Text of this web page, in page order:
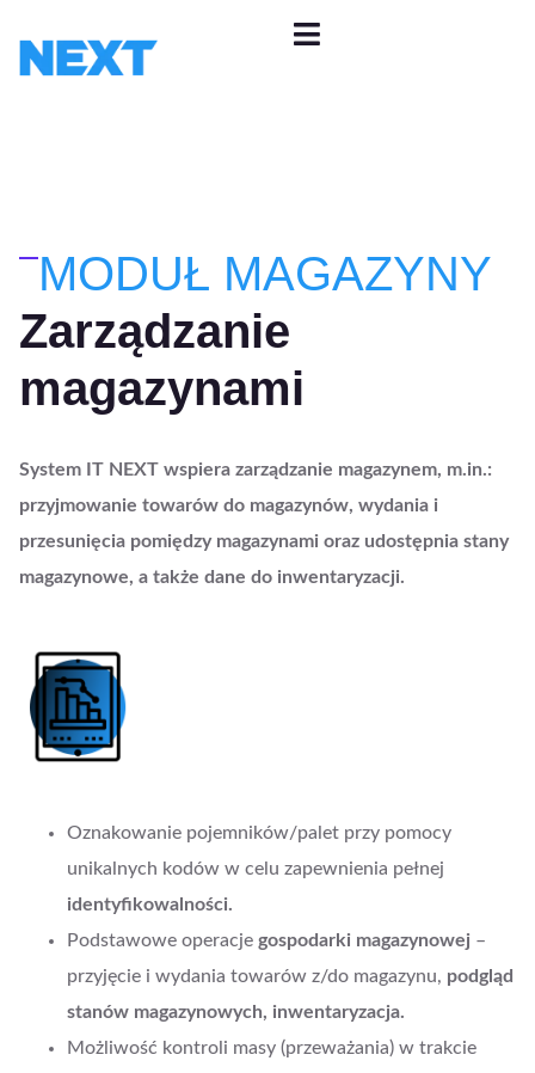
MODUŁ MAGAZYNY
Zarządzanie
magazynami
System IT NEXT wspiera zarządzanie magazynem, m.in.:
przyjmowanie towarów do magazynów, wydania i
przesunięcia pomiędzy magazynami oraz udostępnia stany
magazynowe, a także dane do inwentaryzacji.
Oznakowanie pojemników/palet przy pomocy
unikalnych kodów w celu zapewnienia pełnej
identyfikowalności.
Podstawowe operacje gospodarki magazynowej –
przyjęcie i wydania towarów z/do magazynu, podgląd
stanów magazynowych, inwentaryzacja.
Możliwość kontroli masy (przeważania) w trakcie